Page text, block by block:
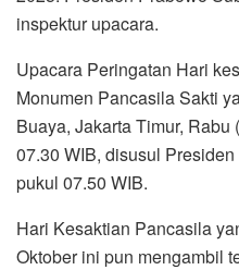
inspektur upacara.
Upacara Peringatan Hari
Monumen Pancasila Sakti
Buaya, Jakarta Timur,
07.30 WIB, disusul
pukul 07.50 WIB.
Hari Kesaktian Pancasila
Oktober ini pun mengambil